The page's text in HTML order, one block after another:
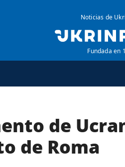
Noticias de
Fundada en
sobre la agencia
de
de Roma